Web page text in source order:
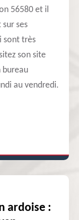
56580 et il
sur ses
sont très
son site
bureau
au vendredi.
ardoise :